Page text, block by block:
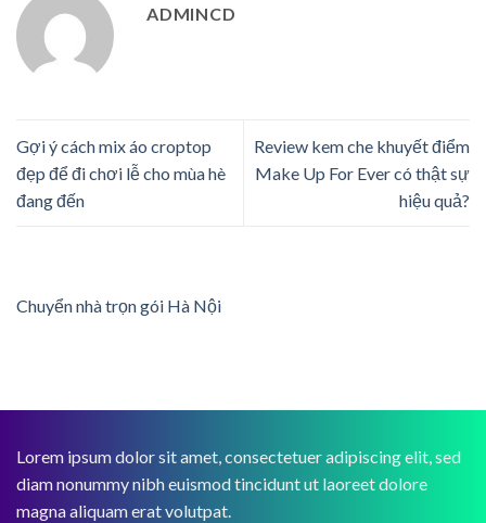
ADMINCD
Gợi ý cách mix áo croptop
đẹp để đi chơi lễ cho mùa hè
đang đến
Review kem che khuyết điểm
Make Up For Ever có thật sự
hiệu quả?
Chuyển nhà trọn gói Hà Nội
Lorem ipsum dolor sit amet, consectetuer adipiscing elit, sed
diam nonummy nibh euismod tincidunt ut laoreet dolore
magna aliquam erat volutpat.